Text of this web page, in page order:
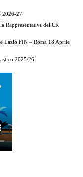
2026-27
Rappresentativa del CR
Lazio FIN – Roma 18 Aprile
2025/26